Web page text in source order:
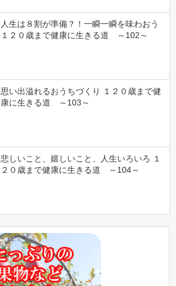
人生は８割が準備？！一瞬一瞬を味わおう
１２０歳まで健康に生きる道 ～102～
思い出溢れるおうちづくり １２０歳まで健
康に生きる道 ～103～
悲しいこと、嬉しいこと、人生いろいろ １
２０歳まで健康に生きる道 ～104～